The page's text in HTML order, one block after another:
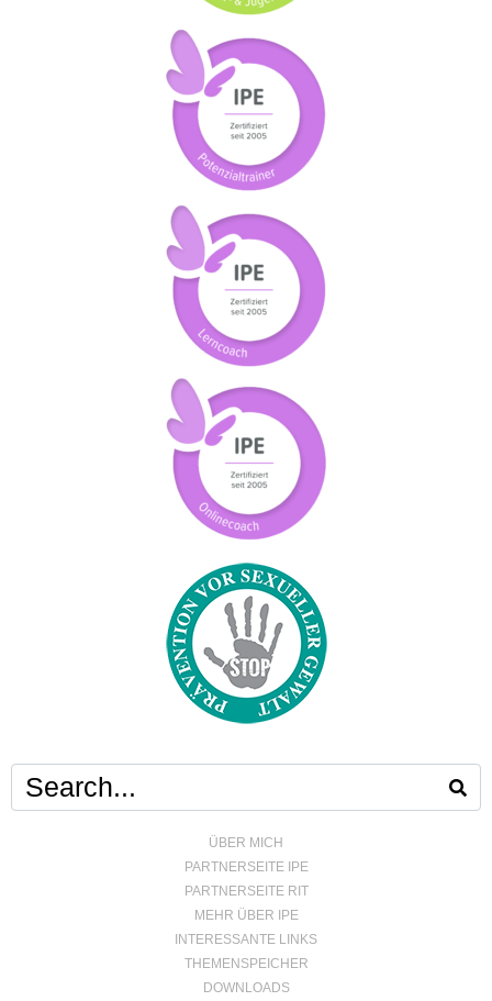
ÜBER MICH
PARTNERSEITE IPE
PARTNERSEITE RIT
MEHR ÜBER IPE
INTERESSANTE LINKS
THEMENSPEICHER
DOWNLOADS